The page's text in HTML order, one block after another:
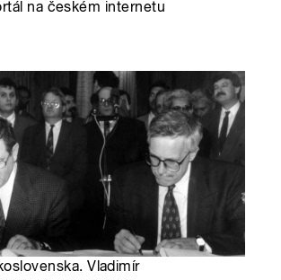
na českém internetu
Vladimír